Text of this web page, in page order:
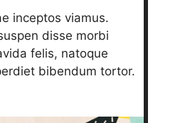
inceptos viamus.
disse morbi
felis, natoque
bibendum tortor.